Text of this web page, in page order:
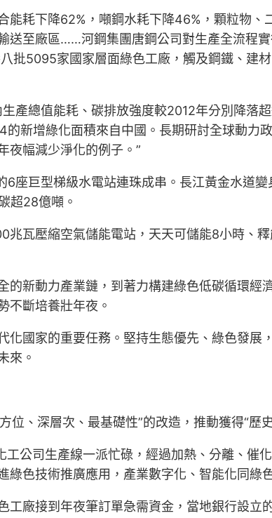
能耗下降62%，噸鋼水耗下降46%，顆粒物
送至廠區……河鋼集團唐鋼公司對生產全流程
批5095家國家層面綠色工廠，觸及鋼鐵、建
產總值能耗、碳排放強度較2012年分別降落
新增綠化面積來自中國。長期研討全球動力
夜幅減少淨化的例子。”
6座巨型梯級水電站連珠成串。長江黃金水道
超28億噸。
兆瓦壓縮空氣儲能電站，天天可儲能8小時、
新動力產業鏈，到著力構建綠色低碳循環
不斷培養壯年夜。
國家的重要任務。堅持生態優先、綠色發
來。
位、深層次、最基礎性”的改造，推動獲得“歷
公司生產線一派忙碌，經過加熱、分離、催
色技術推廣應用，產業數字化、智能化同綠
廠接到年夜筆訂單急需資金，當地銀行設立